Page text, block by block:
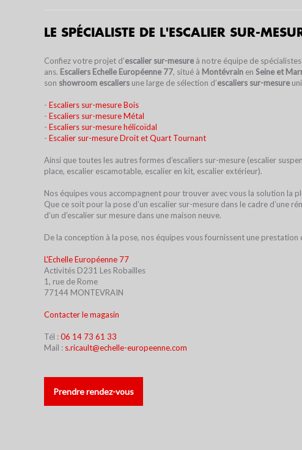
FAQ LEXIQUE
LE SPÉCIALISTE DE L'ESCALIER SUR-
Confiez votre projet d’escalier sur-mesureà notre équipe de
ans. Escaliers Echelle Européenne 77, situé à Montévrain en Seine et
son showroom escaliers une large de sélection d’escaliers sur-mesure
- Escaliers sur-mesure Bois
- Escaliers sur-mesure Métal
- Escaliers sur-mesure hélicoïdal
- Escalier sur-mesure Droit et Quart Tournant
Ainsi que toutes les autres formes d’escaliers sur-mesure (escalier
place, escalier escamotable, escalier en kit, escalier extérieur).
Nos équipes vous accompagnent pour trouver avec vous la solution la
Que ce soit pour la pose d’un escalier sur-mesure dans le cadre d’une
d’un d’escalier sur mesure dans une maison neuve.
De la conception à la pose, nos équipes vous fournissent une prestation
L'Echelle Européenne 77
Activités D231 Les Robailles
1, rue de Rome
77144 MONTEVRAIN
Contacter le magasin
Tél :06 14 73 61 33
Mail : s.ricault@echelle-europeenne.com
Prendre rendez-vous